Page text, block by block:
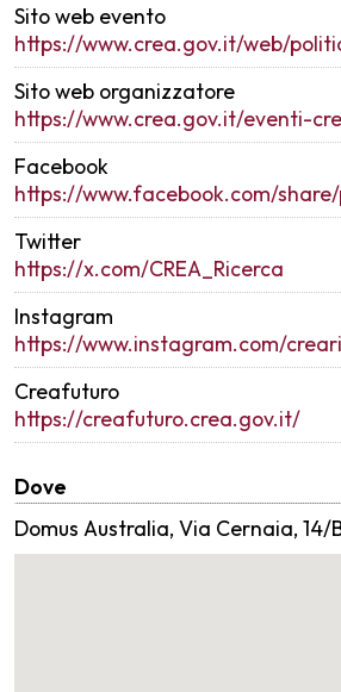
Sito web evento
https://www.crea.gov.it/web/
Sito web organizzatore
https://www.crea.gov.it/eventi-
Facebook
https://www.facebook.com/
Twitter
https://x.com/CREA_Ricerca
Instagram
https://www.instagram.com/
Creafuturo
https://creafuturo.crea.gov.it/
Dove
Domus Australia, Via Cernaia, 14/